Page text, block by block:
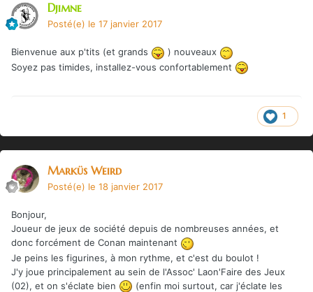
Djimne
Posté(e) le 17 janvier 2017
Bienvenue aux p'tits (et grands
) nouveaux
Soyez pas timides, installez-vous confortablement
1
Marküs Weird
Posté(e) le 18 janvier 2017
Bonjour,
Joueur de jeux de société depuis de nombreuses années, et
donc forcément de Conan maintenant
Je peins les figurines, à mon rythme, et c'est du boulot !
J'y joue principalement au sein de l'Assoc' Laon'Faire des Jeux
(02), et on s'éclate bien
(enfin moi surtout, car j'éclate les